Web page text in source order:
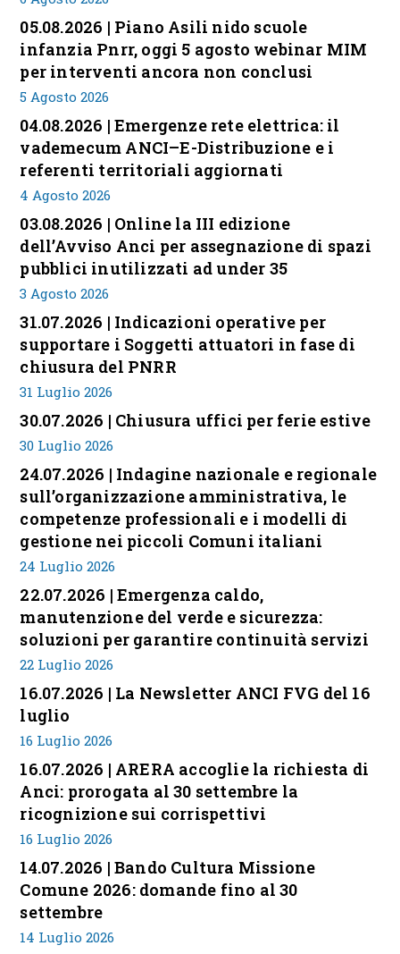
05.08.2026 | Piano Asili nido scuole
infanzia Pnrr, oggi 5 agosto webinar MIM
per interventi ancora non conclusi
5 Agosto 2026
04.08.2026 | Emergenze rete elettrica: il
vademecum ANCI–E-Distribuzione e i
referenti territoriali aggiornati
4 Agosto 2026
03.08.2026 | Online la III edizione
dell’Avviso Anci per assegnazione di spazi
pubblici inutilizzati ad under 35
3 Agosto 2026
31.07.2026 | Indicazioni operative per
supportare i Soggetti attuatori in fase di
chiusura del PNRR
31 Luglio 2026
30.07.2026 | Chiusura uffici per ferie estive
30 Luglio 2026
24.07.2026 | Indagine nazionale e regionale
sull’organizzazione amministrativa, le
competenze professionali e i modelli di
gestione nei piccoli Comuni italiani
24 Luglio 2026
22.07.2026 | Emergenza caldo,
manutenzione del verde e sicurezza:
soluzioni per garantire continuità servizi
22 Luglio 2026
16.07.2026 | La Newsletter ANCI FVG del 16
luglio
16 Luglio 2026
16.07.2026 | ARERA accoglie la richiesta di
Anci: prorogata al 30 settembre la
ricognizione sui corrispettivi
16 Luglio 2026
14.07.2026 | Bando Cultura Missione
Comune 2026: domande fino al 30
settembre
14 Luglio 2026